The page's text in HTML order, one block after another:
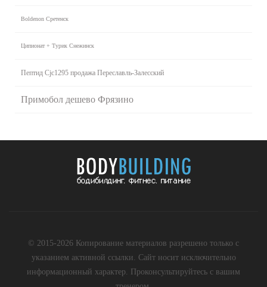
Boldenon Сретенск
Ципионат + Турик Снежинск
Пептид Cjc1295 продажа Переславль-Залесский
Примобол дешево Фрязино
© 2015-2026 Копирование материалов разрешено только с
указанием активной ссылки. Сайт носит исключительно
информационный характер. Проконсультируйтесь с вашим